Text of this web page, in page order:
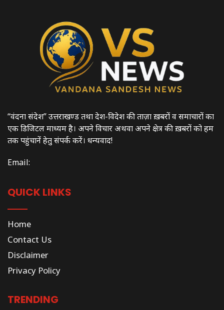
“वंदना संदेश” उत्तराखण्ड तथा देश-विदेश की ताज़ा ख़बरों व समाचारों का
एक डिजिटल माध्यम है। अपने विचार अथवा अपने क्षेत्र की ख़बरों को हम
तक पहुंचानें हेतु संपर्क करें। धन्यवाद!
Email:
QUICK LINKS
Home
Contact Us
Disclaimer
Privacy Policy
TRENDING